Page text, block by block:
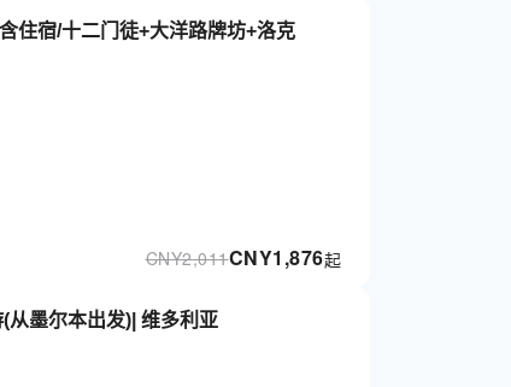
住宿/十二门徒+大洋路牌坊+洛克
CNY1,876起
CNY2,011
从墨尔本出发)| 维多利亚